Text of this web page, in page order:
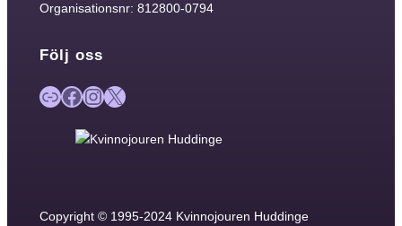
Organisationsnr: 812800-0794
Följ oss
Länk Facebook InstagramX
Copyright © 1995-2024 Kvinnojouren Huddinge